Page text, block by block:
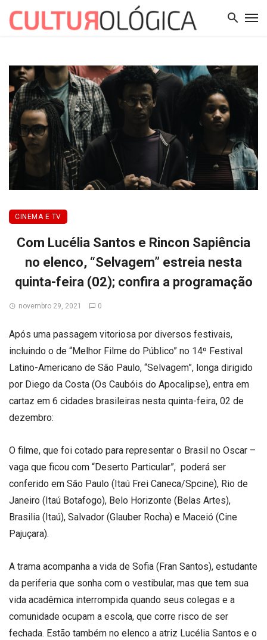
CINEMA E TV
Com Lucélia Santos e Rincon Sapiência
no elenco, “Selvagem” estreia nesta
quinta-feira (02); confira a programação
novembro 29, 2021 0
Após uma passagem vitoriosa por diversos festivais,
incluindo o de “Melhor Filme do Público” no 14º Festival
Latino-Americano de São Paulo, “Selvagem”, longa dirigido
por Diego da Costa (Os Caubóis do Apocalipse), entra em
cartaz em 6 cidades brasileiras nesta quinta-feira, 02 de
dezembro:
O filme, que foi cotado para representar o Brasil no Oscar –
vaga que ficou com “Deserto Particular”, poderá ser
conferido em São Paulo (Itaú Frei Caneca/Spcine), Rio de
Janeiro (Itaú Botafogo), Belo Horizonte (Belas Artes),
Brasilia (Itaú), Salvador (Glauber Rocha) e Maceió (Cine
Pajuçara).
A trama acompanha a vida de Sofia (Fran Santos), estudante
da periferia que sonha com o vestibular, mas que tem sua
vida acadêmica interrompida quando seus colegas e a
comunidade ocupam a escola, que corre risco de ser
fechada. Estão também no elenco a atriz Lucélia Santos e o